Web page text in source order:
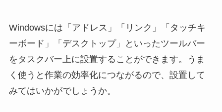
Windowsには「アドレス」「リンク」「タッチキ
ーボード」「デスクトップ」といったツールバー
をタスクバー上に設置することができます。うま
く使うと作業の効率化につながるので、設置して
みてはいかがでしょうか。